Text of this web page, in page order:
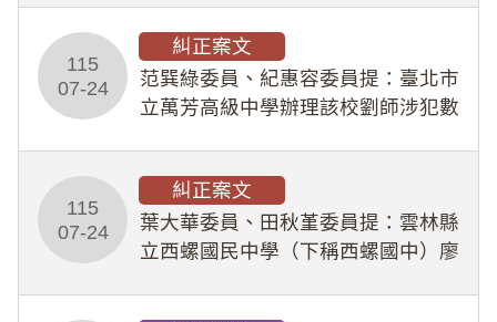
人員保障法」及「職業安全衛生法」
所定維護公務人員
115
07-24
糾正案文
范巽綠委員、紀惠容委員提：臺北市
立萬芳高級中學辦理該校劉師涉犯數
業把關與糾錯功能，不僅首份調查報
告漏未審酌師生不
115
07-24
糾正案文
葉大華委員、田秋堇委員提：雲林縣
立西螺國民中學（下稱西螺國中）廖